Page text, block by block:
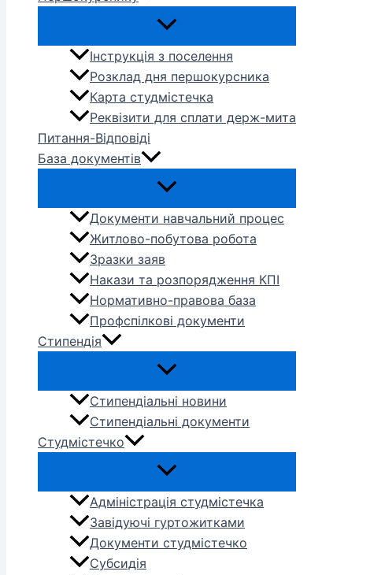
Інструкція з поселення
Розклад дня першокурсника
Карта студмістечка
Реквізити для сплати держ-мита
Питання-Відповіді
База документів
Документи навчальний процес
Житлово-побутова робота
Зразки заяв
Накази та розпорядження КПІ
Нормативно-правова база
Профспілкові документи
Стипендія
Стипендіальні новини
Стипендіальні документи
Студмістечко
Адміністрація студмістечка
Завідуючі гуртожитками
Документи студмістечко
Субсидія